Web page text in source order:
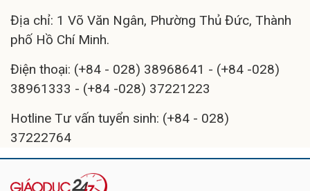
Địa chỉ: 1 Võ Văn Ngân, Phường Thủ Đức, Thành
phố Hồ Chí Minh.
Điện thoại: (+84 - 028) 38968641 - (+84 -028)
38961333 - (+84 -028) 37221223
Hotline Tư vấn tuyển sinh: (+84 - 028)
37222764